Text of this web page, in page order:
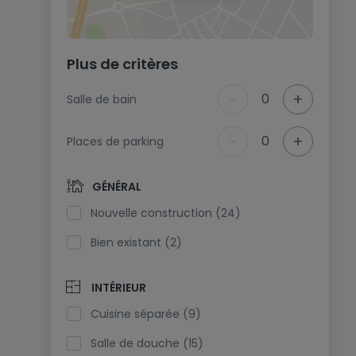
Plus de critères
Salle de bain 0 +
Places de parking 0 +
GÉNÉRAL
Nouvelle construction (24)
Bien existant (2)
INTÉRIEUR
Cuisine séparée (9)
Salle de douche (15)